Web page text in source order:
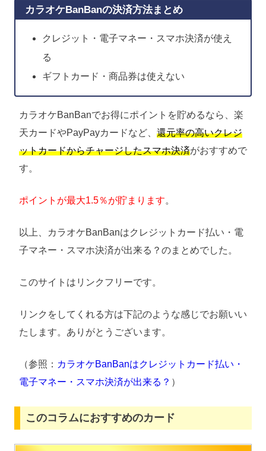
カラオケBanBanの決済方法まとめ
クレジット・電子マネー・スマホ決済が使え
る
ギフトカード・商品券は使えない
カラオケBanBanでお得にポイントを貯めるなら、楽
天カードやPayPayカードなど、 還元率の高いクレジ
ットカードからチャージしたスマホ決済がおすすめで
す。
ポイントが最大1.5％が貯まります。
以上、カラオケBanBanはクレジットカード払い・電
子マネー・スマホ決済が出来る？のまとめでした。
このサイトはリンクフリーです。
リンクをしてくれる方は下記のような感じでお願いい
たします。ありがとうございます。
（参照： カラオケBanBanはクレジットカード払い・
電子マネー・スマホ決済が出来る？ ）
このコラムにおすすめのカード